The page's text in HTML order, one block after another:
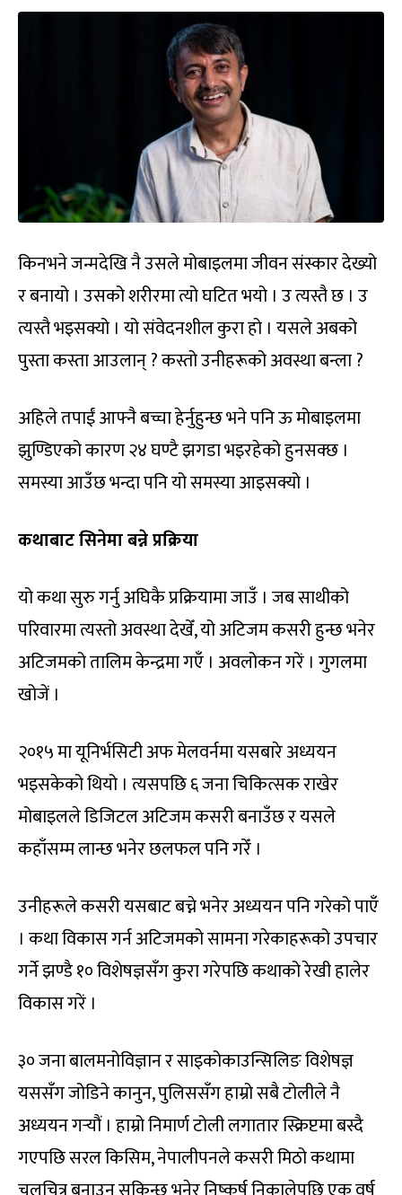
किनभने जन्मदेखि नै उसले मोबाइलमा जीवन संस्कार देख्यो
र बनायो । उसको शरीरमा त्यो घटित भयो । उ त्यस्तै छ । उ
त्यस्तै भइसक्यो । यो संवेदनशील कुरा हो । यसले अबको
पुस्ता कस्ता आउलान् ? कस्तो उनीहरूको अवस्था बन्ला ?
अहिले तपाईं आफ्नै बच्चा हेर्नुहुन्छ भने पनि ऊ मोबाइलमा
झुण्डिएको कारण २४ घण्टै झगडा भइरहेको हुनसक्छ ।
समस्या आउँछ भन्दा पनि यो समस्या आइसक्यो ।
कथाबाट सिनेमा बन्ने प्रक्रिया
यो कथा सुरु गर्नु अघिकै प्रक्रियामा जाउँ । जब साथीको
परिवारमा त्यस्तो अवस्था देखेँ, यो अटिजम कसरी हुन्छ भनेर
अटिजमको तालिम केन्द्रमा गएँ । अवलोकन गरें । गुगलमा
खोजें ।
२०१५ मा यूनिर्भसिटी अफ मेलवर्नमा यसबारे अध्ययन
भइसकेको थियो । त्यसपछि ६ जना चिकित्सक राखेर
मोबाइलले डिजिटल अटिजम कसरी बनाउँछ र यसले
कहाँसम्म लान्छ भनेर छलफल पनि गरेँ ।
उनीहरूले कसरी यसबाट बच्ने भनेर अध्ययन पनि गरेको पाएँ
। कथा विकास गर्न अटिजमको सामना गरेकाहरूको उपचार
गर्ने झण्डै १० विशेषज्ञसँग कुरा गरेपछि कथाको रेखी हालेर
विकास गरें ।
३० जना बालमनोविज्ञान र साइकोकाउन्सिलिङ विशेषज्ञ
यससँग जोडिने कानुन, पुलिससँग हाम्रो सबै टोलीले नै
अध्ययन गर्‍यौं । हाम्रो निमार्ण टोली लगातार स्क्रिप्टमा बस्दै
गएपछि सरल किसिम, नेपालीपनले कसरी मिठो कथामा